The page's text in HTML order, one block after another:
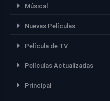
Músical
Nuevas Películas
Película de TV
Películas Actualizadas
Principal